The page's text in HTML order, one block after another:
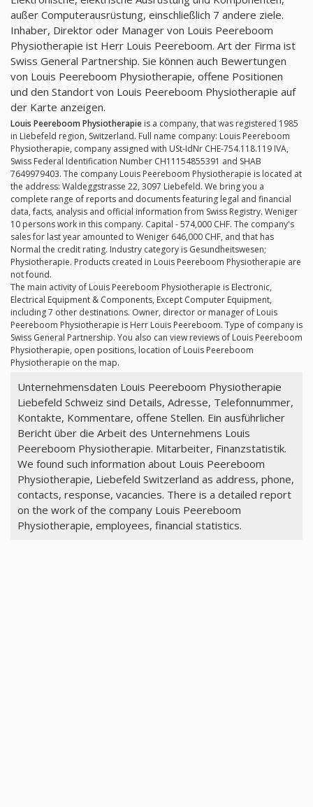
außer Computerausrüstung, einschließlich 7 andere ziele.
Inhaber, Direktor oder Manager von Louis Peereboom
Physiotherapie ist Herr Louis Peereboom. Art der Firma ist
Swiss General Partnership. Sie können auch Bewertungen
von Louis Peereboom Physiotherapie, offene Positionen
und den Standort von Louis Peereboom Physiotherapie auf
der Karte anzeigen.
Louis Peereboom Physiotherapie is a company, that was registered 1985
in Liebefeld region, Switzerland. Full name company: Louis Peereboom
Physiotherapie, company assigned with USt-IdNr CHE-754.118.119 IVA,
Swiss Federal Identification Number CH11154855391 and SHAB
7649979403. The company Louis Peereboom Physiotherapie is located at
the address: Waldeggstrasse 22, 3097 Liebefeld. We bring you a
complete range of reports and documents featuring legal and financial
data, facts, analysis and official information from Swiss Registry. Weniger
10 persons work in this company. Capital - 574,000 CHF. The company's
sales for last year amounted to Weniger 646,000 CHF, and that has
Normal the credit rating. Industry category is Gesundheitswesen;
Physiotherapie. Products created in Louis Peereboom Physiotherapie are
not found.
The main activity of Louis Peereboom Physiotherapie is Electronic,
Electrical Equipment & Components, Except Computer Equipment,
including 7 other destinations. Owner, director or manager of Louis
Peereboom Physiotherapie is Herr Louis Peereboom. Type of company is
Swiss General Partnership. You also can view reviews of Louis Peereboom
Physiotherapie, open positions, location of Louis Peereboom
Physiotherapie on the map.
Unternehmensdaten Louis Peereboom Physiotherapie
Liebefeld Schweiz sind Details, Adresse, Telefonnummer,
Kontakte, Kommentare, offene Stellen. Ein ausführlicher
Bericht über die Arbeit des Unternehmens Louis
Peereboom Physiotherapie. Mitarbeiter, Finanzstatistik.
We found such information about Louis Peereboom
Physiotherapie, Liebefeld Switzerland as address, phone,
contacts, response, vacancies. There is a detailed report
on the work of the company Louis Peereboom
Physiotherapie, employees, financial statistics.